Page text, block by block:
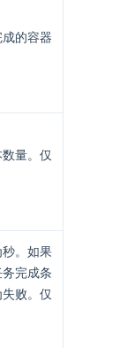
的容器
量。仅
。如果
完成条
败。仅